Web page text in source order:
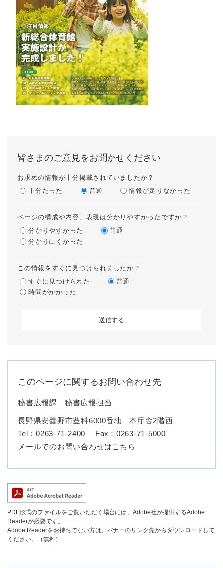
皆さまのご意見をお聞かせください
お求めの情報が十分掲載されていましたか？
十分だった
普通 情報が足りなかった
ページの構成や内容、表現は分かりやすかったですか？
分かりやすかった
普通
分かりにくかった
この情報をすぐに見つけられましたか？
すぐに見つけられた
普通
時間がかかった
このページに関するお問い合わせ先
秘書広報課 秘書広報担当
長野県安曇野市豊科6000番地 本庁舎2階西
Tel：0263-71-2400
Fax：0263-71-5000
メールでのお問い合わせはこちら
PDF形式のファイルをご覧いただく場合には、Adobe社が提供するAdobe
Readerが必要です。
Adobe Readerをお持ちでない方は、バナーのリンク先からダウンロードして
ください。（無料）